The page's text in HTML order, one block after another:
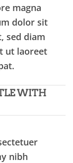
magna
dolor sit
sed diam
ut laoreet
WITH
nibh